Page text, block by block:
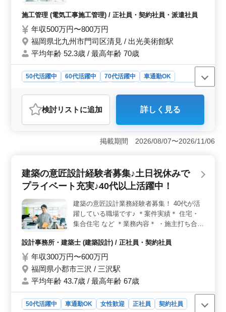
管理経験が活かせる内容です。建築施工管理技士の資格
が優遇されており、過去のキャリアを存分に発揮できる
現場作業 北九州市内及び近郊の工場、商業
います。 ＊マイカー通勤OK（無料駐車場あ
り） ＊福利厚生完備 現在50歳以上のベテラ
ンも活躍している企業です。 今までの経験
施工管理 (電気工事施工管理) / 正社員・契約社員・派遣社員
年収500万円〜800万円
福岡県北九州市門司区清見 / 出光美術館駅
平均年齢 52.3歳 / 最高年齢 70歳
50代活躍中 60代活躍中 70代活躍中
車通勤OK
派遣社員
おすすめポイント
＜経験を活かした即戦力として活躍できる＞ この求人
は、電気工事施工管理の経験を持つ方が、培ってきたス
キルを活かし、即戦力として活躍できる環境です。打ち
多く活躍している点も魅力です。 ＜通勤しやすい条
件と週休2日制＞ マイカー通勤が可能で無料駐車場も完
た、週休2日制で土日休み、年間休日も115日あるため、
プライベートを充実させつつ働きやすい職場環境が提供
されています。 ＜充実した福利厚生＞ 賞与実績や
職金制度や育児休業取得実績もあるため、安心して長く
働ける環境が整っています。
検討リスト に追加 詳しく見る
掲載期間 2026/08/07〜2026/11/06
建築の意匠設計経験者募集♪土日祝休みで
プライベート充実♪40代以上活躍中！
建築の意匠設計業務経験者募集！ 40代が活
躍している職場です♪ ＊案件実績＊ 住宅・
集合住宅 など ＊業務内容＊ ・施主打ち合わ
実施設計、積算 ・確認申請、各種書類作
成、施工会社選定、設計監理 等 ・CAD操作
あり 交通費支給◯ 皆様のご応募、お待ちし
ております！
設計事務所・建築士 (建築設計) / 正社員・契約社員
年収300万円〜600万円
福岡県小郡市三沢 / 三沢駅
平均年齢 43.7歳 / 最高年齢 67歳
50代活躍中 車通勤OK 女性歓迎 正社員
契約社員